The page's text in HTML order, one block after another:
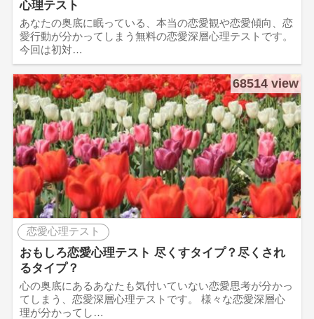
心理テスト
あなたの奥底に眠っている、本当の恋愛観や恋愛傾向、恋
愛行動が分かってしまう無料の恋愛深層心理テストです。
今回は初対…
68514 view
恋愛心理テスト
おもしろ恋愛心理テスト 尽くすタイプ？尽くされ
るタイプ？
心の奥底にあるあなたも気付いていない恋愛思考が分かっ
てしまう、恋愛深層心理テストです。 様々な恋愛深層心
理が分かってし…